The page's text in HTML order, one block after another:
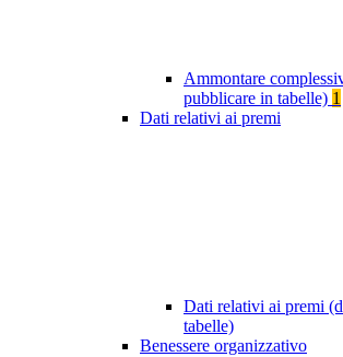
Ammontare
pubblicare in tabelle) 1
Dati relativi ai premi
Dati relativi ai premi
tabelle)
Benessere organizzativo